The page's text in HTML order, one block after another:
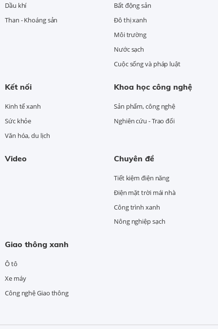
Dầu khí
Than - Khoáng sản
Bất động sản
Đô thị xanh
Môi trường
Nước sạch
Cuộc sống và pháp luật
Kết nối
Kinh tế xanh
Sức khỏe
Văn hóa, du lịch
Khoa học công nghệ
Sản phẩm, công nghệ
Nghiên cứu - Trao đổi
Video Chuyên đề
Tiết kiệm điện năng
Điện mặt trời mái nhà
Công trình xanh
Nông nghiệp sạch
Giao thông xanh
Ô tô
Xe máy
Công nghệ Giao thông